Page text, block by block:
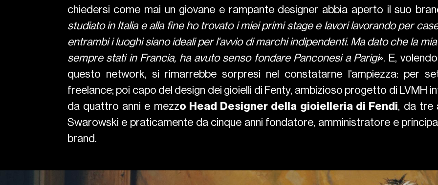
chiedersi come mai un giovane e rampante designer abbia aperto il suo
studiato in Italia e alla fine ho trovato i miei primi stage e lavori lavorando per
entrambi i luoghi siano ideali per l'avvio di marchi indipendenti. Ma dato che la
sempre stati in Francia, ha avuto senso fondare Panconesi a Parigi». E,
questo network, si rimarrebbe sorpresi nel constatarne l’ampiezza: per
freelance; poi capo del design dei gioielli di Fenty, ambizioso progetto di LVMH
da quattro anni e mezzo Head Designer della gioielleria di Fendi, da tre
Swarowski e praticamente da cinque anni fondatore, amministratore e
brand.